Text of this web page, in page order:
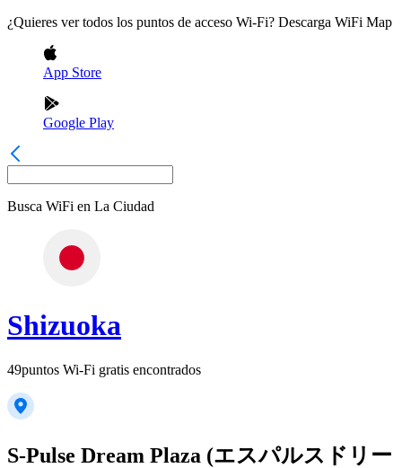
¿Quieres ver todos los puntos de acceso Wi-Fi? Descarga WiFi Map
App Store
Google Play
Busca WiFi en La Ciudad
Shizuoka
49puntos Wi-Fi gratis encontrados
S-Pulse Dream Plaza (エスパルスドリー